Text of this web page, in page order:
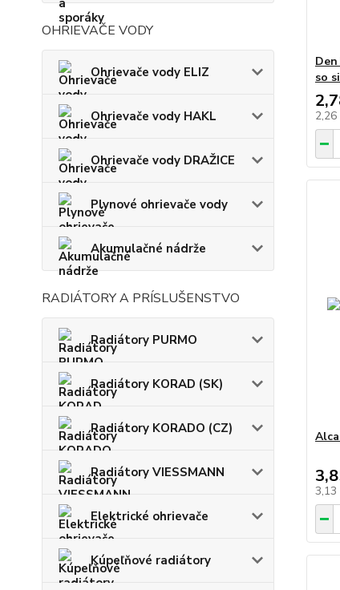
OHRIEVAČE VODY
Ohrievače vody ELIZ
Ohrievače vody HAKL
Ohrievače vody DRAŽICE
Plynové ohrievače vody
Akumulačné nádrže
RADIÁTORY A PRÍSLUŠENSTVO
Radiátory PURMO
Radiátory KORAD (SK)
Radiátory KORADO (CZ)
Radiátory VIESSMANN
Elektrické ohrievače
Kúpeľňové radiátory
so
2,26
3,13